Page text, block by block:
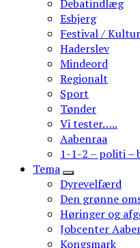
Debatindlæg
Esbjerg
Festival / Kultur
Haderslev
Mindeord
Regionalt
Sport
Tønder
Vi tester…..
Aabenraa
1-1-2 – politi –
Tema
Dyrevelfærd
Den grønne
Høringer og
Jobcenter
Kongsmark